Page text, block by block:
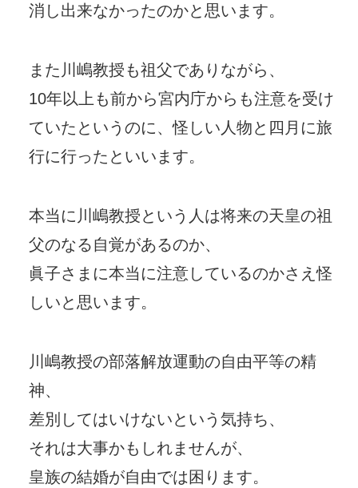
消し出来なかったのかと思います。
また川嶋教授も祖父でありながら、
10年以上も前から宮内庁からも注意を受け
ていたというのに、怪しい人物と四月に旅
行に行ったといいます。
本当に川嶋教授という人は将来の天皇の祖
父のなる自覚があるのか、
眞子さまに本当に注意しているのかさえ怪
しいと思います。
川嶋教授の部落解放運動の自由平等の精
神、
差別してはいけないという気持ち、
それは大事かもしれませんが、
皇族の結婚が自由では困ります。